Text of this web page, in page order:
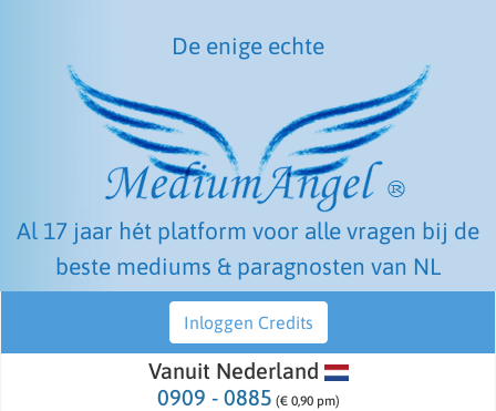
De enige echte
Al 17 jaar hét platform voor alle vragen bij de
beste mediums & paragnosten van NL
Inloggen Credits
Vanuit Nederland
0909 - 0885 (€ 0,90 pm)